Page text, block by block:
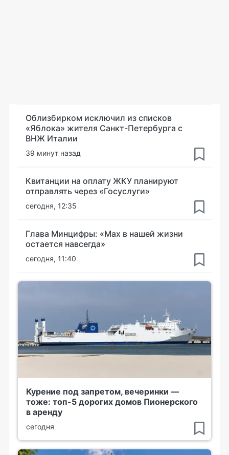
Облизбирком исключил из списков
«Яблока» жителя Санкт-Петербурга с
ВНЖ Италии
39 минут назад
Квитанции на оплату ЖКУ планируют
отправлять через «Госуслуги»
сегодня, 12:35
Глава Минцифры: «Мах в нашей жизни
остается навсегда»
сегодня, 11:40
Курение под запретом, вечеринки —
тоже: топ-5 дорогих домов Пионерского
в аренду
сегодня